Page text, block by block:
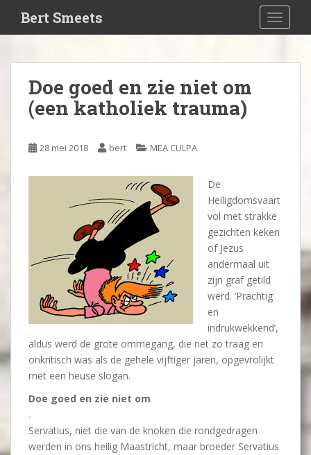
i
Bert Smeets
Doe goed en zie niet om
(een katholiek trauma)
28 mei 2018 bert MEA CULPA
De
Heiligdomsvaart
vol met strakke
gezichten keken
of Jezus
andermaal uit
zijn graf getild
werd. ‘Prachtig
en
indrukwekkend’,
aldus werd de grote ommegang, die net zo traag en
onkritisch was als de gehele vijftiger jaren, opgevrolijkt
met een heuse slogan.
Doe goed en zie niet om
.
Servatius, niet die van de knoken die rondgedragen
werden in ons heilig Maastricht, maar broeder Servatius